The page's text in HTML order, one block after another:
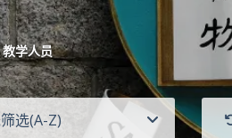
教学人员
选(A-Z)